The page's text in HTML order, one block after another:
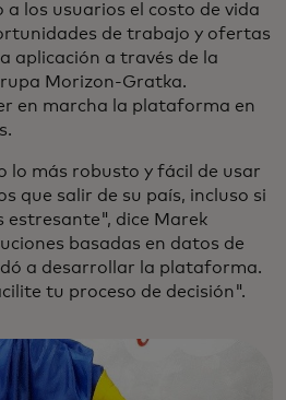
los usuarios el costo de vida
de trabajo y ofertas
aplicación a través de la
Morizon-Gratka.
en marcha la plataforma en
lo más robusto y fácil de usar
que salir de su país, incluso si
estresante", dice Marek
basadas en datos de
a desarrollar la plataforma.
tu proceso de decisión".